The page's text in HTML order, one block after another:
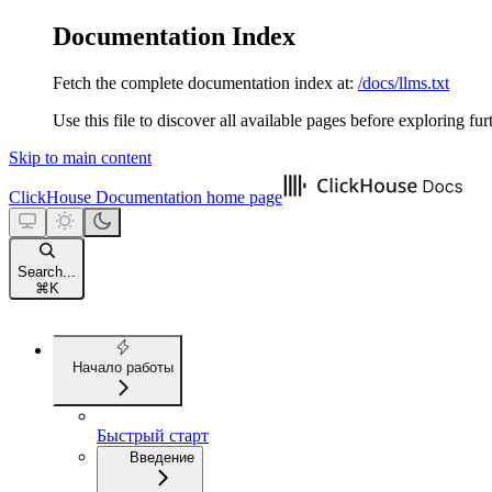
Documentation Index
Fetch the complete documentation index at: /docs/llms.txt
Use this file to discover all available pages before exploring
Skip to main content
ClickHouse Documentation home page
Search...
⌘ K
Начало работы
Быстрый старт
Введение